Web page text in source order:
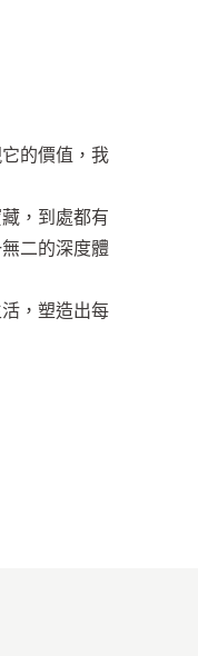
的價值，我
，到處都有
二的深度體
，塑造出每